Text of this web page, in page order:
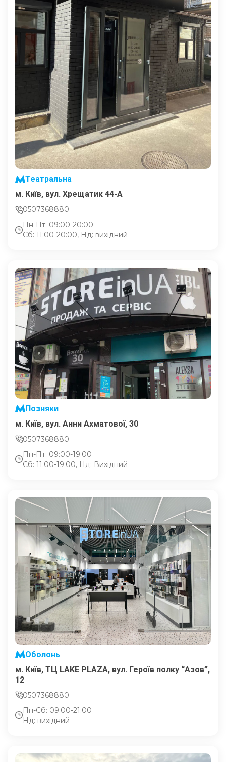
Театральна
м. Київ, вул. Хрещатик 44-A
0507368880
Пн-Пт: 09:00-20:00
Сб: 11:00-20:00, Нд: вихідний
Позняки
м. Київ, вул. Анни Ахматової, 30
0507368880
Пн-Пт: 09:00-19:00
Сб: 11:00-19:00, Нд: Вихідний
Оболонь
м. Київ, ТЦ LAKE PLAZA, вул. Героїв полку “Азов”,
12
0507368880
Пн-Сб: 09:00-21:00
Нд: вихідний